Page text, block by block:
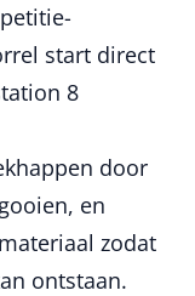
start direct
8
door
en
zodat
ontstaan.